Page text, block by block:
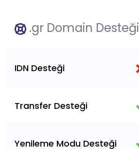
.gr Domain Desteği
IDN Desteği
Transfer Desteği
Yenileme Modu Desteği